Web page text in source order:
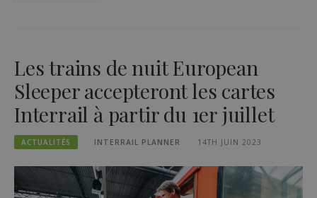
Les trains de nuit European
Sleeper accepteront les cartes
Interrail à partir du 1er juillet
ACTUALITÉS INTERRAIL PLANNER 14TH JUIN 2023